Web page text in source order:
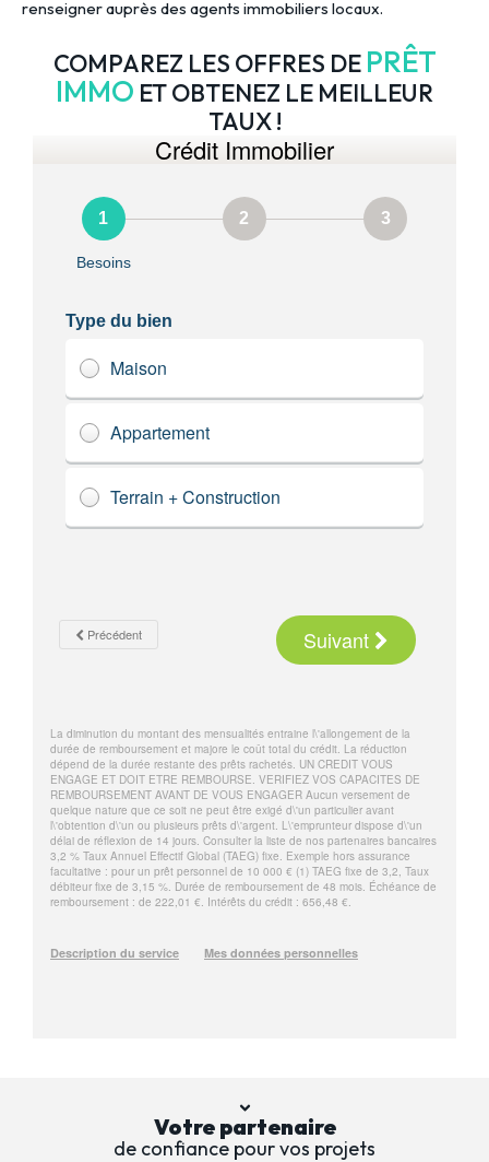
renseigner auprès des agents immobiliers locaux.
COMPAREZ LES OFFRES DE PRÊT
IMMO ET OBTENEZ LE MEILLEUR
TAUX !
Votre partenaire
de confiance pour vos projets